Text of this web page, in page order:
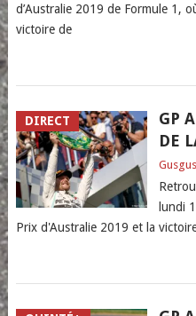
d’Australie 2019 de Formule 1,
victoire de
DIRECT
GP
DE
Gusgus
lundi
Prix d'Australie 2019 et la